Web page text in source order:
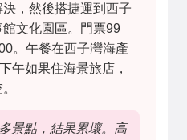
，然後搭捷運到西子
文化園區。門票99
。午餐在西子灣海產
午如果住海景旅店，
景點，結果累壞。高